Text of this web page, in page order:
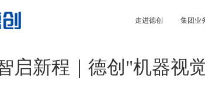
走进德创 集团业
讯/
启新程｜德创"机器视